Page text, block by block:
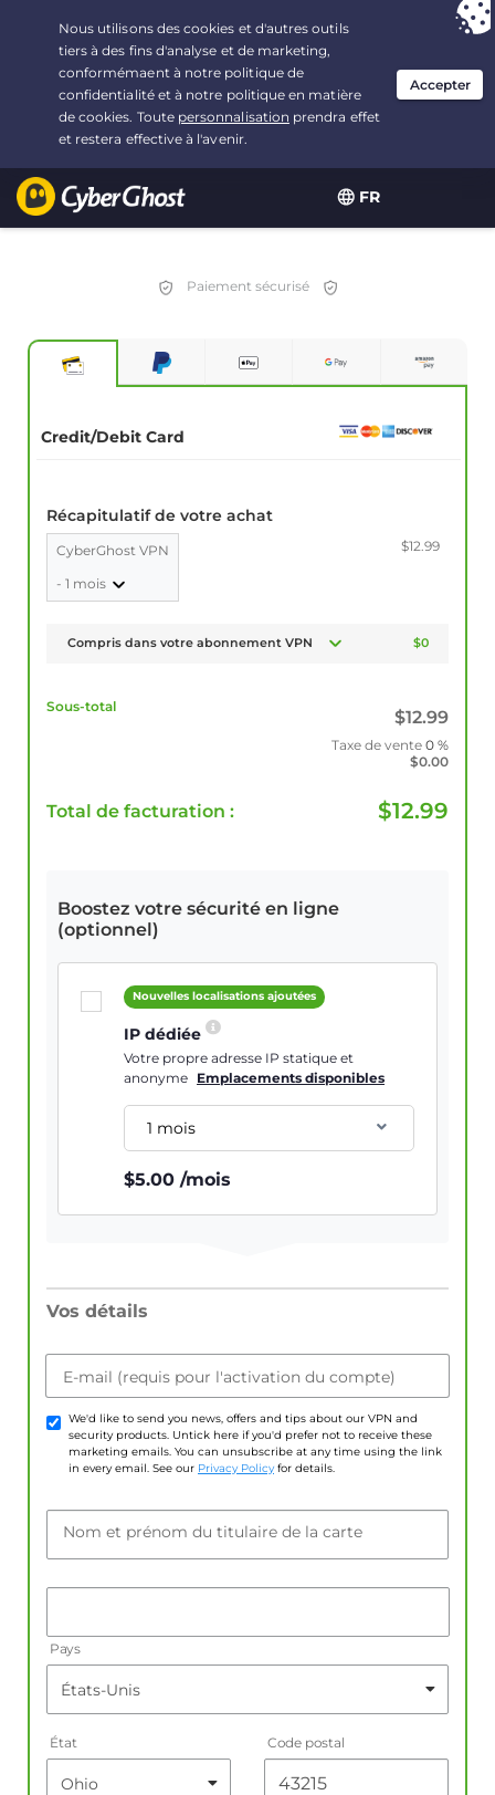
FR
Vous avez opté pour :L'offre la plus avantageuse
2.1666666666667 ans à $2.19/mois
Paiement sécurisé
Credit/Debit Card
Récapitulatif de votre achat
CyberGhost VPN
- 1 mois
$12.99
Compris dans votre abonnement VPN $0
Sous-total
$12.99
Taxe de vente 0 %
$0.00
Total de facturation : $12.99
Boostez votre sécurité en ligne
(optionnel)
Nouvelles localisations ajoutées
IP dédiée
Votre propre adresse IP statique et
anonyme Emplacements disponibles
1 mois
$5.00 /mois
Vos détails
E-mail (requis pour l'activation du compte)
We'd like to send you news, offers and tips about our VPN and
security products. Untick here if you'd prefer not to receive these
marketing emails. You can unsubscribe at any time using the link
in every email. See our Privacy Policy for details.
Nom et prénom du titulaire de la carte
Pays
État Code postal